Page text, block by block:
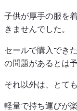
子供が厚手の服を
きませんでした。
セールで購入でき
の問題があるとは
それ以外は、とて
軽量で持ち運びが